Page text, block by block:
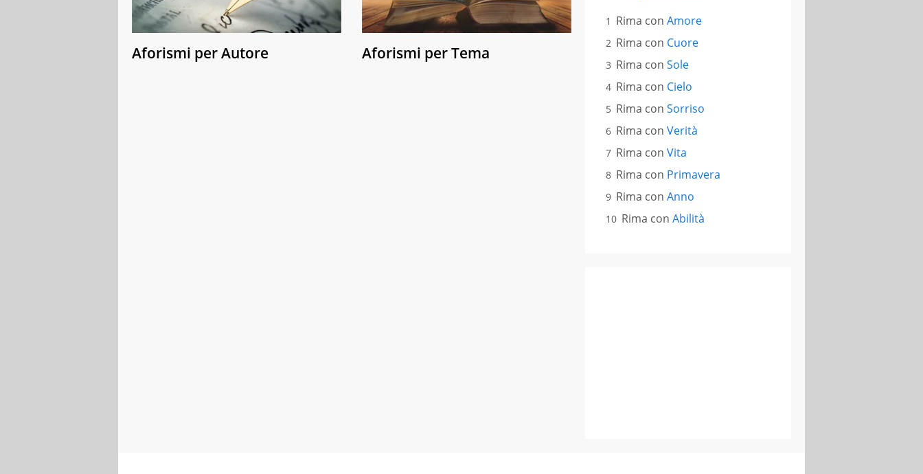
Aforismi per Autore Aforismi per Tema
Rima con Amore
Rima con Cuore
Rima con Sole
Rima con Cielo
Rima con Sorriso
Rima con Verità
Rima con Vita
Rima con Primavera
Rima con Anno
Rima con Abilità